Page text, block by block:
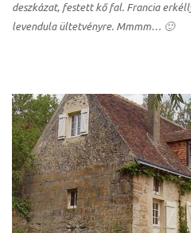
deszkázat, festett kő fal. Francia
levendula ültetvényre. Mmmm… 🙂